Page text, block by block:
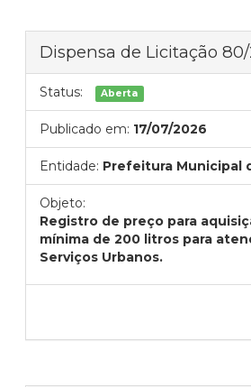
Dispensa de Licitação
Status: Aberta
Publicado em: 17/07/2026
Entidade: Prefeitura Municipal
Objeto:
Registro de preço para
mínima de 200 litros para
Serviços Urbanos.